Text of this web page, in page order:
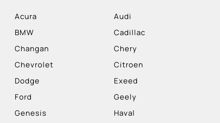
Acura
Audi
BMW
Cadillac
Changan
Chery
Chevrolet
Citroen
Dodge
Exeed
Ford
Geely
Genesis
Haval